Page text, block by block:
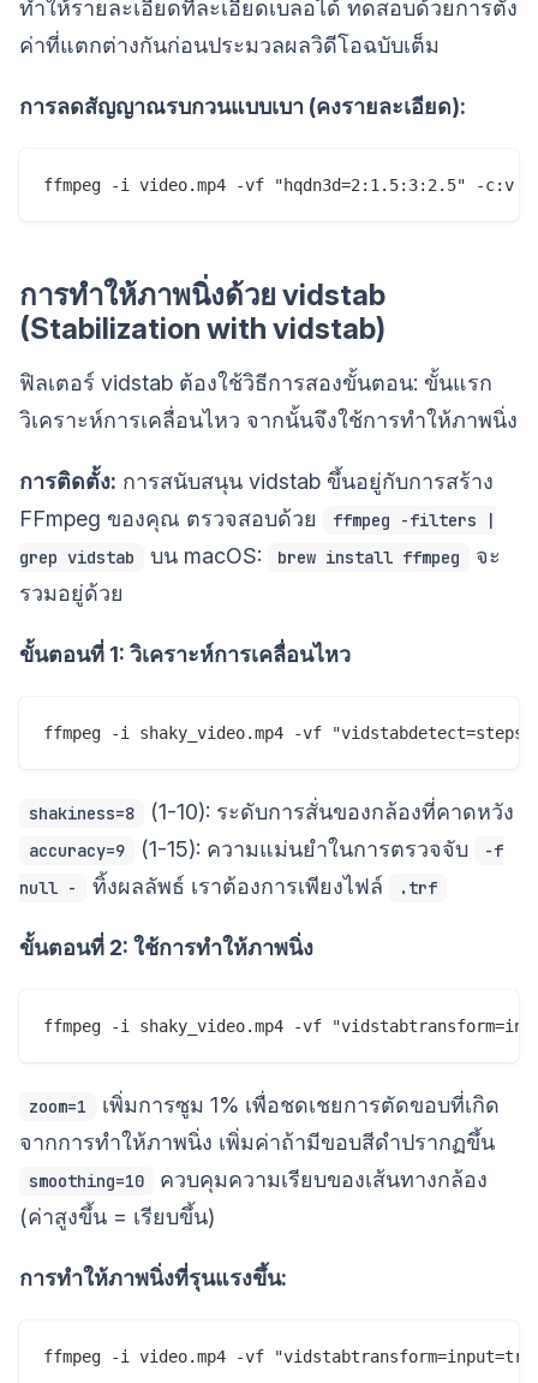
ทำให้รายละเอียดที่ละเอียดเบลอได้ ทดสอบด้วยการตั้ง
ค่าที่แตกต่างกันก่อนประมวลผลวิดีโอฉบับเต็ม
การลดสัญญาณรบกวนแบบเบา (คงรายละเอียด):
การทำให้ภาพนิ่งด้วย vidstab
(Stabilization with vidstab)
ฟิลเตอร์ vidstab ต้องใช้วิธีการสองขั้นตอน: ขั้นแรก
วิเคราะห์การเคลื่อนไหว จากนั้นจึงใช้การทำให้ภาพนิ่ง
การติดตั้ง: การสนับสนุน vidstab ขึ้นอยู่กับการสร้าง
FFmpeg ของคุณ ตรวจสอบด้วย
ffmpeg -filters |
grep vidstab
บน macOS: brew install ffmpeg
จะ
รวมอยู่ด้วย
ขั้นตอนที่ 1: วิเคราะห์การเคลื่อนไหว
shakiness=8 (1-10): ระดับการสั่นของกล้องที่คาดหวัง
accuracy=9 (1-15): ความแม่นยำในการตรวจจับ
-f
null -
ทิ้งผลลัพธ์ เราต้องการเพียงไฟล์ .trf
ขั้นตอนที่ 2: ใช้การทำให้ภาพนิ่ง
zoom=1
เพิ่มการซูม 1% เพื่อชดเชยการตัดขอบที่เกิด
จากการทำให้ภาพนิ่ง เพิ่มค่าถ้ามีขอบสีดำปรากฏขึ้น
smoothing=10
ควบคุมความเรียบของเส้นทางกล้อง
(ค่าสูงขึ้น = เรียบขึ้น)
การทำให้ภาพนิ่งที่รุนแรงขึ้น: